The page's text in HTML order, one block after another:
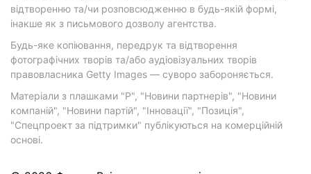
відтворенню та/чи розповсюдженню в будь-якій формі,
інакше як з письмового дозволу агентства.
Будь-яке копіювання, передрук та відтворення
фотографічних творів та/або аудіовізуальних творів
правовласника Getty Images — суворо забороняється.
Матеріали з плашками "Р", "Новини партнерів", "Новини
компаній", "Новини партій", "Інновації", "Позиція",
"Спецпроект за підтримки" публікуються на комерційній
основі.